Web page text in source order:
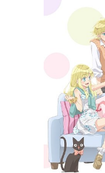
今期アニメ曜日別一覧